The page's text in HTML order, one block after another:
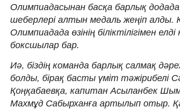
Олимпиадасынан басқа барлық
шеберлері алтын медаль жеңіп алды.
Олимпиадада өзінің біліктілігімен
боксшылар бар.
Иә, біздің команда барлық салмақ
болды, бірақ басты үміт тәжірибелі
Қоңқабаевқа, капитан Асыланбек
Махмұд Сабырханға артылып отыр.